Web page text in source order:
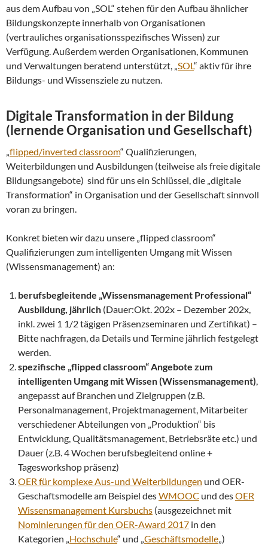
aus dem Aufbau von „SOL“ stehen für den Aufbau ähnlicher
Bildungskonzepte innerhalb von Organisationen
(vertrauliches organisationsspezifisches Wissen) zur
Verfügung. Außerdem werden Organisationen, Kommunen
und Verwaltungen beratend unterstützt, „ SOL“ aktiv für ihre
Bildungs- und Wissensziele zu nutzen.
Digitale Transformation in der Bildung
(lernende Organisation und Gesellschaft)
flipped/inverted classroom“ Qualifizierungen,
Weiterbildungen und Ausbildungen (teilweise als freie digitale
Bildungsangebote) sind für uns ein Schlüssel, die „digitale
Transformation“ in Organisation und der Gesellschaft sinnvoll
voran zu bringen.
Konkret bieten wir dazu unsere „flipped classroom“
Qualifizierungen zum intelligenten Umgang mit Wissen
(Wissensmanagement) an:
berufsbegleitende „Wissensmanagement Professional“
Ausbildung, jährlich (Dauer:Okt. 202x – Dezember 202x,
inkl. zwei 1 1/2 tägigen Präsenzseminaren und Zertifikat) –
Bitte nachfragen, da Details und Termine jährlich festgelegt
werden.
spezifische „flipped classroom“ Angebote zum
intelligenten Umgang mit Wissen (Wissensmanagement)
angepasst auf Branchen und Zielgruppen (z.B.
Personalmanagement, Projektmanagement, Mitarbeiter
verschiedener Abteilungen von „Produktion“ bis
Entwicklung, Qualitätsmanagement, Betriebsräte etc.) und
Dauer (z.B. 4 Wochen berufsbegleitend online +
Tagesworkshop präsenz)
OER für komplexe Aus-und Weiterbildungen und OER-
Geschaftsmodelle am Beispiel desWMOOC und desOER
Wissensmanagement Kursbuchs (ausgezeichnet mit
Nominierungen für den OER-Award 2017 in den
Kategorien „ Hochschule“ und „ Geschäftsmodelle „)